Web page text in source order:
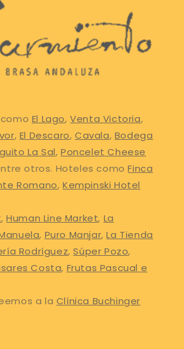
El Lago,Venta Victoria,
, El Descaro,Cavala, Bodega
La Sal,Poncelet Cheese
otros. Hoteles comoFinca
Romano,Kempinski Hotel
,Human Line Market, La
, Puro Manjar,La Tienda
Rodríguez,Súper Pozo,
Costa, Frutas Pascual e
a la Clínica Buchinger